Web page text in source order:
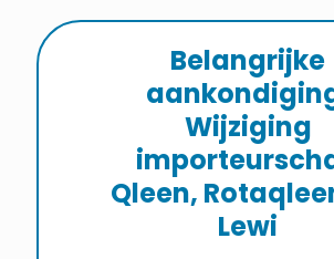
Belangrijke
Wijziging
Qleen,
Lewi